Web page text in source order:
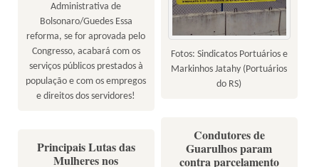
Administrativa de
Bolsonaro/Guedes Essa
reforma, se for aprovada pelo
Congresso, acabará com os
serviços públicos prestados à
população e com os empregos
e direitos dos servidores!
Fotos: Sindicatos Portuários e
Markinhos Jatahy (Portuários
do RS)
Condutores de
Guarulhos param
contra parcelamento
Principais Lutas das
Mulheres nos